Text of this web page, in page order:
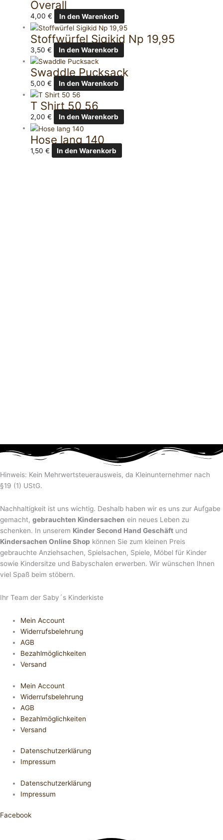
Overall
4,00€ In den Warenkorb
Stoffwürfel Sigikid Np 19,95
3,50€ In den Warenkorb
Swaddle Pucksack
5,00€ In den Warenkorb
T Shirt 50 56
2,00€ In den Warenkorb
Hose lang 140
1,50€ In den Warenkorb
Hinweis: Kein Mehrwertsteuerausweis, da Kleinunternehmer nach
§19 (1) UStG.
Nachhaltigkeit ist uns wichtig. Deshalb haben wir es uns zur Aufgabe
gemacht, gebrauchten Kindersachen ein neues Leben zu
schenken. In unserem Kinder Second Hand Geschäft und
Kindersachen Online Shop können Sie zum kleinen Preis
gebrauchte Anziehsachen, Spiel­sachen, Spiele, Möbel für Kinder
sowie Kindersitze und Babyschalen erwerben. Wir wünschen Ihnen
viel Spaß beim stöbern.
Ihr Team der Saby´s Kinderkiste
Mein Account
Widerrufsbelehrung
AGB
Bezahlmöglichkeiten
Versand
Mein Account
Widerrufsbelehrung
AGB
Bezahlmöglichkeiten
Versand
Datenschutzerklärung
Impressum
Datenschutzerklärung
Impressum
Facebook